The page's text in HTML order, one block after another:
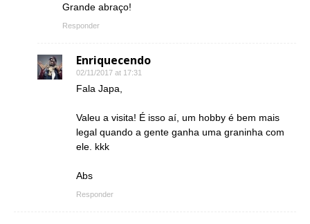
Grande abraço!
Responder
Enriquecendo
02/11/2017 at 17:31
Fala Japa,
Valeu a visita! É isso aí, um hobby é bem mais
legal quando a gente ganha uma graninha com
ele. kkk
Abs
Responder